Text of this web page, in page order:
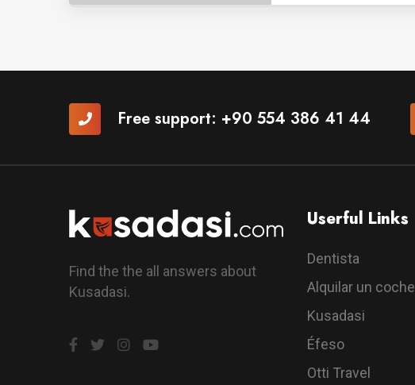
Free support: +90 554 386 41 44
Find the the all answers about
Kusadasi.
Userful Links
Dentista
Alquilar un coche
Kusadasi
Éfeso
Otti Travel